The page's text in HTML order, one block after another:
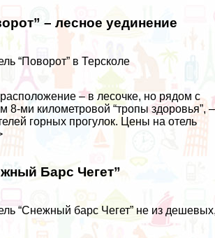
– лесное уединение
“Поворот” в Терсколе
– в лесочке, но рядом с
8-ми километровой “тропы здоровья”, –
горных прогулок. Цены на отель
Барс Чегет”
“Снежный барс Чегет” не из